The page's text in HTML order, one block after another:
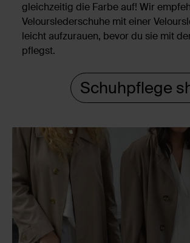
gleichzeitig die Farbe auf! Wir
Velourslederschuhe mit einer
leicht aufzurauen, bevor du sie mit
pflegst.
Schuhpflege